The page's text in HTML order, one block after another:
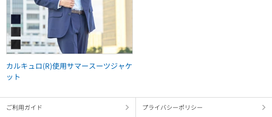
カルキュロ(R)使用サマースーツジャケ
ット
ご利用ガイド プライバシーポリシー